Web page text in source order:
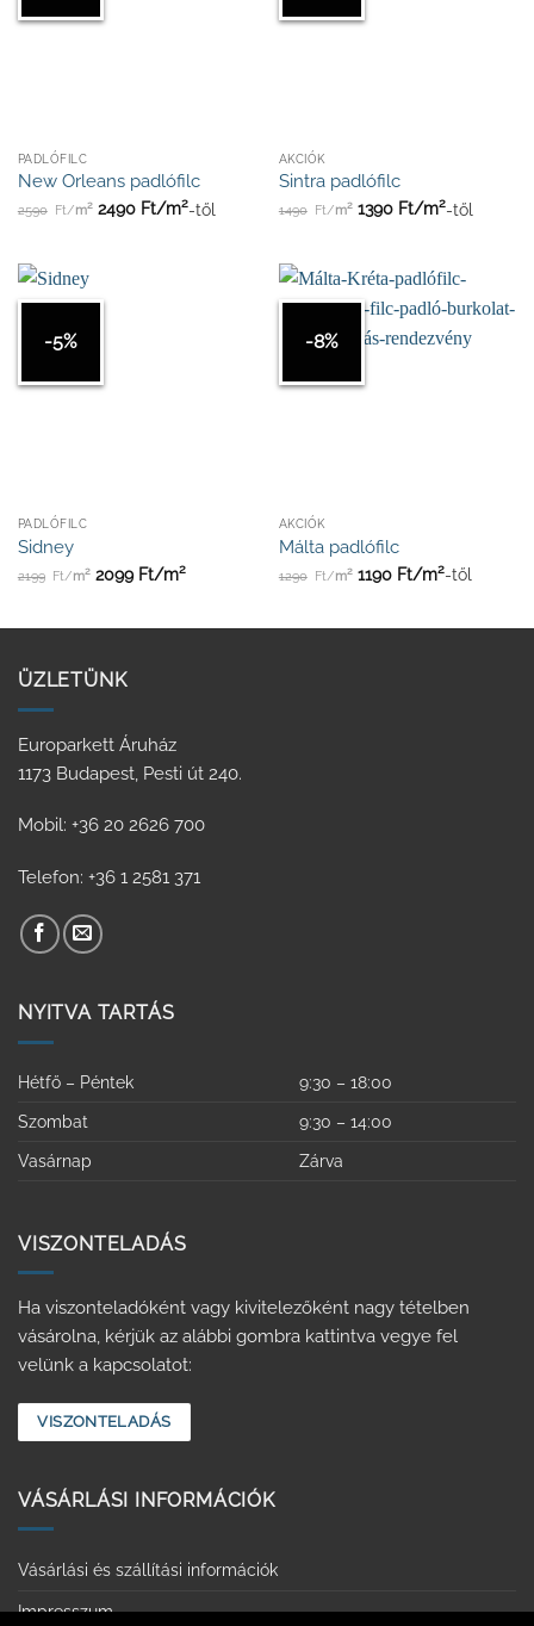
PADLÓFILC
New Orleans padlófilc
2590 Ft/m22490 Ft/m2-től
AKCIÓK
Sintra padlófilc
1490 Ft/m21390 Ft/m2-től
-5%
PADLÓFILC
Sidney
2199 Ft/m22099 Ft/m2
-8%
AKCIÓK
Málta padlófilc
1290 Ft/m21190 Ft/m2-től
ÜZLETÜNK
Europarkett Áruház
1173 Budapest, Pesti út 240.
Mobil: +36 20 2626 700
Telefon: +36 1 2581 371
NYITVA TARTÁS
Hétfő – Péntek
9:30 – 18:00
Szombat
9:30 – 14:00
Vasárnap
Zárva
VISZONTELADÁS
Ha viszonteladóként vagy kivitelezőként nagy tételben
vásárolna, kérjük az alábbi gombra kattintva vegye fel
velünk a kapcsolatot:
VISZONTELADÁS
VÁSÁRLÁSI INFORMÁCIÓK
Vásárlási és szállítási információk
Impresszum